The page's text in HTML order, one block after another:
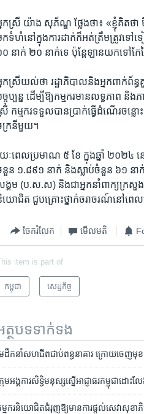
កស្រី យ៉ាង សុភ័ណ្ឌ ថ្លែង​ថា៖ «ខ្ញុំ​គិត​ថា
ក​ទំហំ​នៅ​ក្នុង​ការ​ដាក់​ក៏​អត់​ត្រឹម​ត្រូវ​ទៅ​
០ ​នាក់ ២០ ​នាក់​ទេ ​ប៉ុន្ដែ​ឡាន​យក​ទៅ​ក
ក​ស្រី​យល់​ថា ​រដ្ឋា​ភិបាល​និង​អ្នក​ពាក់​ព័ន្
ចុប្បន្ន ដើម្បី​ឱ្យ​កម្មករ​មាន​លទ្ធភាព
កម្មករ​ទទួល​បាន​ប្រាក់​ធ្វើ​ដំណើរ​ចន្ល
ក្រ​នីមួយ។
យៈពេល​ប្រមាណ​ ៥ ខែ ក្នុងឆ្នាំ​ ២០២៤​
នួន ​១.៨៩១ នាក់ និង​ស្លាប់​ចំនួន ​៦១ ​នា
ង្គម (ប.ស.ស)​ និង​ជាអ្នកនាំពាក្យ​ក្រសួង​
យោ​ជិត ជួបគ្រោះ​ថ្នាក់ចរាចរណ៍​នៅព
ចែករំលែក មើល​មតិ
item is part of
កម្ពុជា សេដ្ឋកិច្ច
ត្ថបទ​ទាក់ទង
ដឹកនាំ​សហជីព​ជាប់​ពន្ធនាគារ ​ក្រោយ​ចេញ​មុខ​
ម​អង្គការ​សិទ្ធិ​មនុស្ស​ស្នើ​អាជ្ញាធរ​កម្ពុជា​
ម្មករ​និយោជិត​ជំរុញ​ឱ្យ​មាន​ការ​ផ្តល់​សេវា​សុ